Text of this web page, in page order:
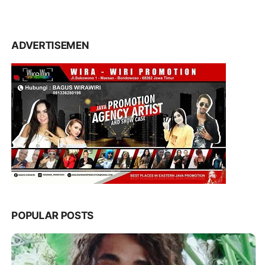
ADVERTISEMEN
POPULAR POSTS